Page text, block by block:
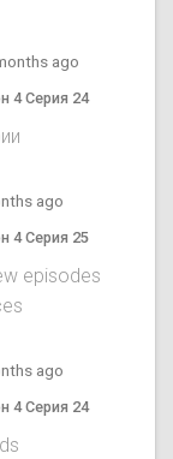
ago
4 Серия 24
ago
4 Серия 25
episodes
ago
4 Серия 24